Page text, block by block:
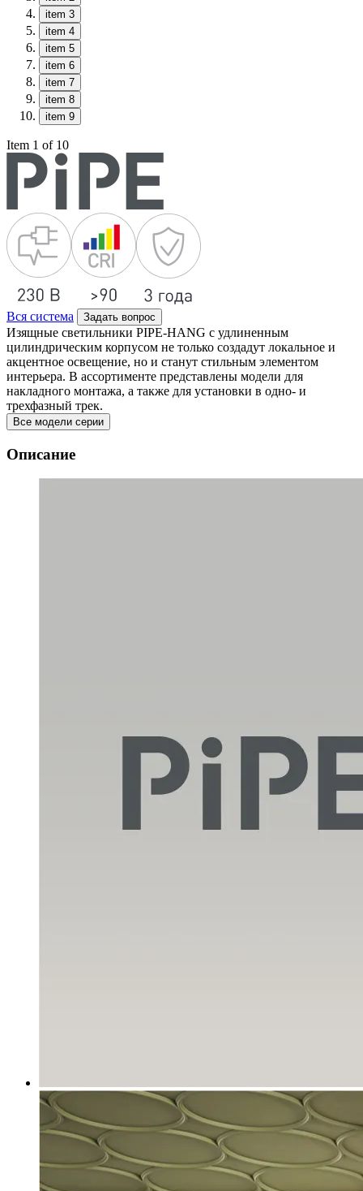
item 3
item 4
item 5
item 6
item 7
item 8
item 9
Item 1 of 10
Вся система Задать вопрос
Изящные светильники PIPE-HANG с удлиненным
цилиндрическим корпусом не только создадут локальное и
акцентное освещение, но и станут стильным элементом
интерьера. В ассортименте представлены модели для
накладного монтажа, а также для установки в одно- и
трехфазный трек.
Все модели серии
Описание